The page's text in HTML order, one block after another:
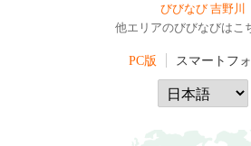
びびなび 吉野川
他エリアのびびなびはこ
PC版 スマートフ